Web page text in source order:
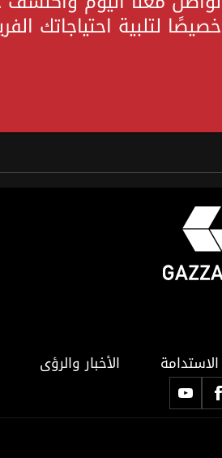
خصيصًا لتلبية احتياجاتك
الاستدامة الأخبار والرؤى